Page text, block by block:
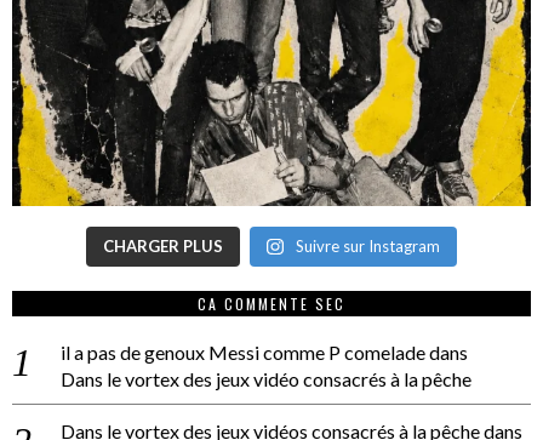
CHARGER PLUS Suivre sur Instagram
CA COMMENTE SEC
il a pas de genoux Messi comme P comeladedans
Dans le vortex des jeux vidéo consacrés à la pêche
Dans le vortex des jeux vidéos consacrés à la pêchedans